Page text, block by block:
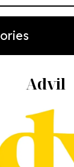
Advil